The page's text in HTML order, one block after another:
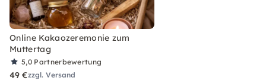
Online Kakaozeremonie zum
Muttertag
5,0 Partnerbewertung
49 €zzgl. Versand